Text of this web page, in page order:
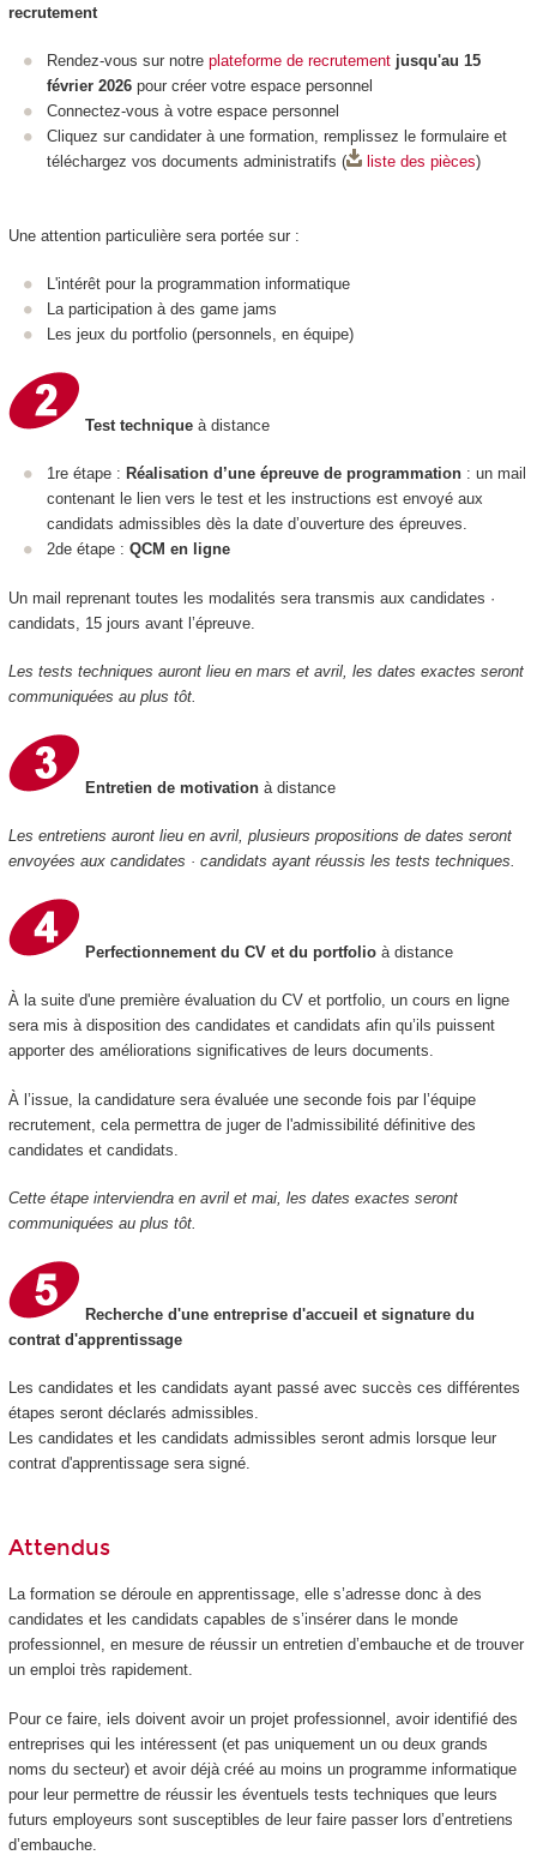
recrutement
Rendez-vous sur notre plateforme de recrutement jusqu'au 15
février 2026 pour créer votre espace personnel
Connectez-vous à votre espace personnel
Cliquez sur candidater à une formation, remplissez le formulaire et
téléchargez vos documents administratifs (
liste des pièces)
Une attention particulière sera portée sur :
L'intérêt pour la programmation informatique
La participation à des game jams
Les jeux du portfolio (personnels, en équipe)
Test technique à distance
1re étape : Réalisation d’une épreuve de programmation : un mail
contenant le lien vers le test et les instructions est envoyé aux
candidats admissibles dès la date d’ouverture des épreuves.
2de étape : QCM en ligne
Un mail reprenant toutes les modalités sera transmis aux candidates ·
candidats, 15 jours avant l’épreuve.
Les tests techniques auront lieu en mars et avril, les dates exactes seront
communiquées au plus tôt.
Entretien de motivationà distance
Les entretiens auront lieu en avril, plusieurs propositions de dates seront
envoyées aux candidates · candidats ayant réussis les tests techniques.
Perfectionnement du CV et du portfolioà distance
À la suite d'une première évaluation du CV et portfolio, un cours en ligne
sera mis à disposition des candidates et candidats afin qu’ils puissent
apporter des améliorations significatives de leurs documents.
À l’issue, la candidature sera évaluée une seconde fois par l’équipe
recrutement, cela permettra de juger de l'admissibilité définitive des
candidates et candidats.
Cette étape interviendra en avril et mai, les dates exactes seront
communiquées au plus tôt.
Recherche d'une entreprise d'accueil et signature du
contrat d'apprentissage
Les candidates et les candidats ayant passé avec succès ces différentes
étapes seront déclarés admissibles.
Les candidates et les candidats admissibles seront admis lorsque leur
contrat d'apprentissage sera signé.
Attendus
La formation se déroule en apprentissage, elle s’adresse donc à des
candidates et les candidats capables de s’insérer dans le monde
professionnel, en mesure de réussir un entretien d’embauche et de trouver
un emploi très rapidement.
Pour ce faire, iels doivent avoir un projet professionnel, avoir identifié des
entreprises qui les intéressent (et pas uniquement un ou deux grands
noms du secteur) et avoir déjà créé au moins un programme informatique
pour leur permettre de réussir les éventuels tests techniques que leurs
futurs employeurs sont susceptibles de leur faire passer lors d’entretiens
d’embauche.